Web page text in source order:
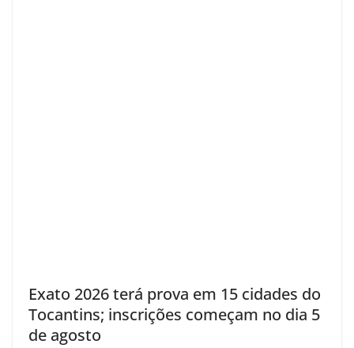
Exato 2026 terá prova em 15 cidades do
Tocantins; inscrições começam no dia 5
de agosto